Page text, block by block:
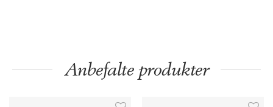
Anbefalte produkter